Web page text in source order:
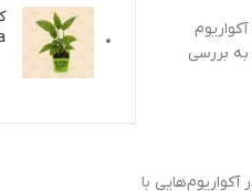
کریپتوکورین
Pontederiifolia